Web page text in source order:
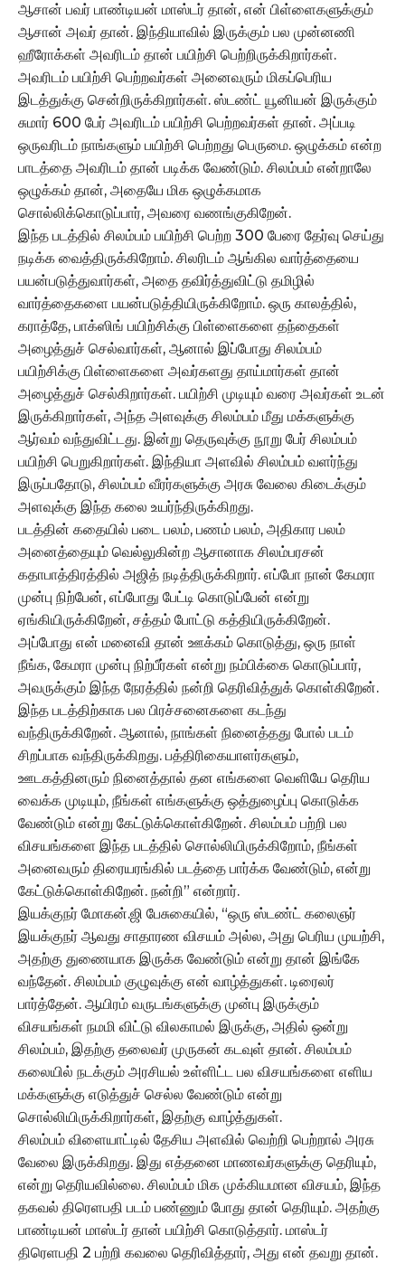
ஆசான் பவர் பாண்டியன் மாஸ்டர் தான், என் பிள்ளைகளுக்கும்
ஆசான் அவர் தான். இந்தியாவில் இருக்கும் பல முன்னணி
ஹீரோக்கள் அவரிடம் தான் பயிற்சி பெற்றிருக்கிறார்கள்.
அவரிடம் பயிற்சி பெற்றவர்கள் அனைவரும் மிகப்பெரிய
இடத்துக்கு சென்றிருக்கிறார்கள். ஸ்டண்ட் யூனியன் இருக்கும்
சுமார் 600 பேர் அவரிடம் பயிற்சி பெற்றவர்கள் தான். அப்படி
ஒருவரிடம் நாங்களும் பயிற்சி பெற்றது பெருமை. ஒழுக்கம் என்ற
பாடத்தை அவரிடம் தான் படிக்க வேண்டும். சிலம்பம் என்றாலே
ஒழுக்கம் தான், அதையே மிக ஒழுக்கமாக
சொல்லிக்கொடுப்பார், அவரை வணங்குகிறேன்.
இந்த படத்தில் சிலம்பம் பயிற்சி பெற்ற 300 பேரை தேர்வு செய்து
நடிக்க வைத்திருக்கிறோம். சிலரிடம் ஆங்கில வார்த்தையை
பயன்படுத்துவார்கள், அதை தவிர்த்துவிட்டு தமிழில்
வார்த்தைகளை பயன்படுத்தியிருக்கிறோம். ஒரு காலத்தில்,
கராத்தே, பாக்ஸிங் பயிற்சிக்கு பிள்ளைகளை தந்தைகள்
அழைத்துச் செல்வார்கள், ஆனால் இப்போது சிலம்பம்
பயிற்சிக்கு பிள்ளைகளை அவர்களது தாய்மார்கள் தான்
அழைத்துச் செல்கிறார்கள். பயிற்சி முடியும் வரை அவர்கள் உடன்
இருக்கிறார்கள், அந்த அளவுக்கு சிலம்பம் மீது மக்களுக்கு
ஆர்வம் வந்துவிட்டது. இன்று தெருவுக்கு நூறு பேர் சிலம்பம்
பயிற்சி பெறுகிறார்கள். இந்தியா அளவில் சிலம்பம் வளர்ந்து
இருப்பதோடு, சிலம்பம் வீரர்களுக்கு அரசு வேலை கிடைக்கும்
அளவுக்கு இந்த கலை உயர்ந்திருக்கிறது.
படத்தின் கதையில் படை பலம், பணம் பலம், அதிகார பலம்
அனைத்தையும் வெல்லுகின்ற ஆசானாக சிலம்பரசன்
கதாபாத்திரத்தில் அஜித் நடித்திருக்கிறார். எப்போ நான் கேமரா
முன்பு நிற்பேன், எப்போது பேட்டி கொடுப்பேன் என்று
ஏங்கியிருக்கிறேன், சத்தம் போட்டு கத்தியிருக்கிறேன்.
அப்போது என் மனைவி தான் ஊக்கம் கொடுத்து, ஒரு நாள்
நீங்க, கேமரா முன்பு நிற்பீர்கள் என்று நம்பிக்கை கொடுப்பார்,
அவருக்கும் இந்த நேரத்தில் நன்றி தெரிவித்துக் கொள்கிறேன்.
இந்த படத்திற்காக பல பிரச்சனைகளை கடந்து
வந்திருக்கிறேன். ஆனால், நாங்கள் நினைத்தது போல் படம்
சிறப்பாக வந்திருக்கிறது. பத்திரிகையாளர்களும்,
ஊடகத்தினரும் நினைத்தால் தன எங்களை வெளியே தெரிய
வைக்க முடியும், நீங்கள் எங்களுக்கு ஒத்துழைப்பு கொடுக்க
வேண்டும் என்று கேட்டுக்கொள்கிறேன். சிலம்பம் பற்றி பல
விசயங்களை இந்த படத்தில் சொல்லியிருக்கிறோம், நீங்கள்
அனைவரும் திரையரங்கில் படத்தை பார்க்க வேண்டும், என்று
கேட்டுக்கொள்கிறேன். நன்றி” என்றார்.
இயக்குநர் மோகன்.ஜி பேசுகையில், “ஒரு ஸ்டண்ட் கலைஞர்
இயக்குநர் ஆவது சாதாரண விசயம் அல்ல, அது பெரிய முயற்சி,
அதற்கு துணையாக இருக்க வேண்டும் என்று தான் இங்கே
வந்தேன். சிலம்பம் குழுவுக்கு என் வாழ்த்துகள். டிரைலர்
பார்த்தேன். ஆயிரம் வருடங்களுக்கு முன்பு இருக்கும்
விசயங்கள் நமமி விட்டு விலகாமல் இருக்கு, அதில் ஒன்று
சிலம்பம், இதற்கு தலைவர் முருகன் கடவுள் தான். சிலம்பம்
கலையில் நடக்கும் அரசியல் உள்ளிட்ட பல விசயங்களை எளிய
மக்களுக்கு எடுத்துச் செல்ல வேண்டும் என்று
சொல்லியிருக்கிறார்கள், இதற்கு வாழ்த்துகள்.
சிலம்பம் விளையாட்டில் தேசிய அளவில் வெற்றி பெற்றால் அரசு
வேலை இருக்கிறது. இது எத்தனை மாணவர்களுக்கு தெரியும்,
என்று தெரியவில்லை. சிலம்பம் மிக முக்கியமான விசயம், இந்த
தகவல் திரெளபதி படம் பண்ணும் போது தான் தெரியும். அதற்கு
பாண்டியன் மாஸ்டர் தான் பயிற்சி கொடுத்தார். மாஸ்டர்
திரெளபதி 2 பற்றி கவலை தெரிவித்தார், அது என் தவறு தான்.